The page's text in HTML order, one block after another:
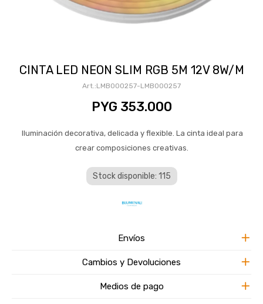
CINTA LED NEON SLIM RGB 5M 12V 8W/M
LMB000257-LMB000257
PYG 353.000
Iluminación decorativa, delicada y flexible. La cinta ideal para
crear composiciones creativas.
Stock disponible: 115
Envíos
Cambios y Devoluciones
Medios de pago